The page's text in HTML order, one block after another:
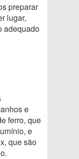
preparar
lugar,
adequado
e
ferro, que
e
que são